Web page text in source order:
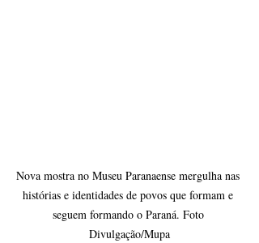
Nova mostra no Museu Paranaense mergulha nas
histórias e identidades de povos que formam e
seguem formando o Paraná. Foto
Divulgação/Mupa